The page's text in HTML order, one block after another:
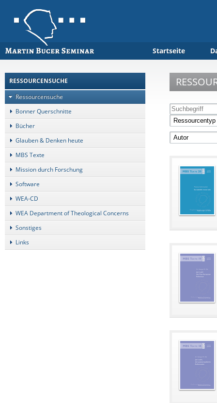
Startseite
RESSOURCENSUCHE
Ressourcensuche
Bonner Querschnitte
Bücher
Glauben & Denken heute
MBS Texte
Mission durch Forschung
Software
WEA-CD
WEA Department of Theological Concerns
Sonstiges
Links